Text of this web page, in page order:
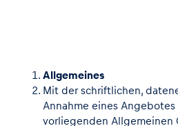
Allgemeines
Mit der schriftlichen,
Annahme eines
vorliegenden Allgemeinen